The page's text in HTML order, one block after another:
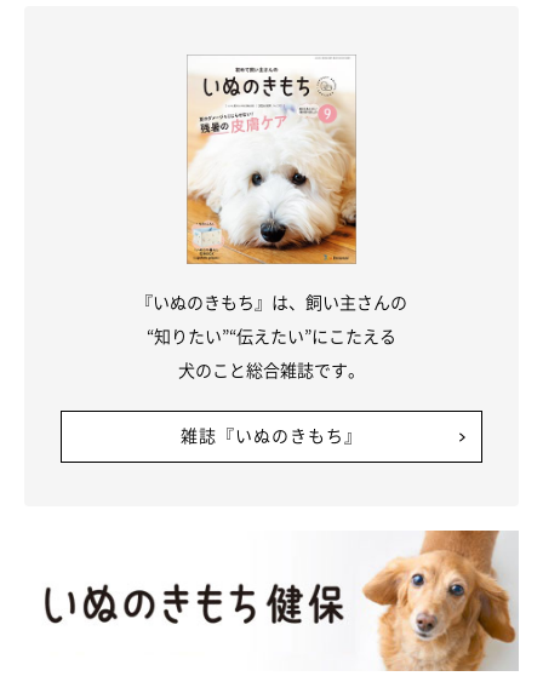
『いぬのきもち』は、飼い主さんの
“知りたい”“伝えたい”にこたえる
犬のこと総合雑誌です。
雑誌『いぬのきもち』